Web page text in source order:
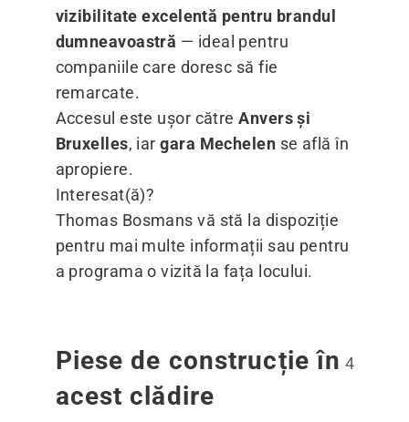
vizibilitate excelentă pentru brandul
dumneavoastră — ideal pentru
companiile care doresc să fie
remarcate.
Accesul este ușor cătreAnvers și
Bruxelles, iargara Mechelen se află în
apropiere.
Interesat(ă)?
Thomas Bosmans vă stă la dispoziție
pentru mai multe informații sau pentru
a programa o vizită la fața locului.
Piese de construcție în
acest clădire
4